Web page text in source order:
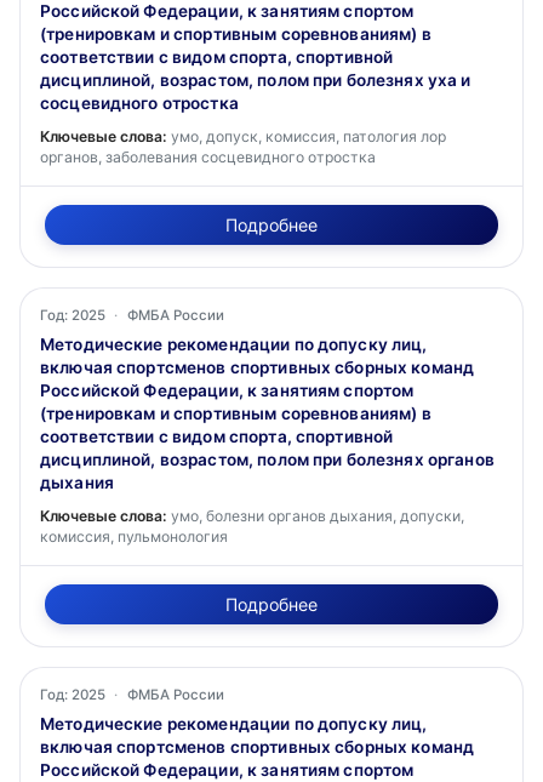
Российской Федерации, к занятиям спортом
(тренировкам и спортивным соревнованиям) в
соответствии с видом спорта, спортивной
дисциплиной, возрастом, полом при болезнях уха и
сосцевидного отростка
Ключевые слова: умо, допуск, комиссия, патология лор
органов, заболевания сосцевидного отростка
Подробнее
Год: 2025 · ФМБА России
Методические рекомендации по допуску лиц,
включая спортсменов спортивных сборных команд
Российской Федерации, к занятиям спортом
(тренировкам и спортивным соревнованиям) в
соответствии с видом спорта, спортивной
дисциплиной, возрастом, полом при болезнях органов
дыхания
Ключевые слова: умо, болезни органов дыхания, допуски,
комиссия, пульмонология
Подробнее
Год: 2025 · ФМБА России
Методические рекомендации по допуску лиц,
включая спортсменов спортивных сборных команд
Российской Федерации, к занятиям спортом